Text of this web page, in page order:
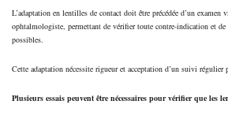
L’adaptation en lentilles de contact doit être précédée d’un examen
ophtalmologiste, permettant de vérifier toute contre-indication et
possibles.
Cette adaptation nécessite rigueur et acceptation d’un suivi régulier
Plusieurs essais peuvent être nécessaires pour vérifier que les